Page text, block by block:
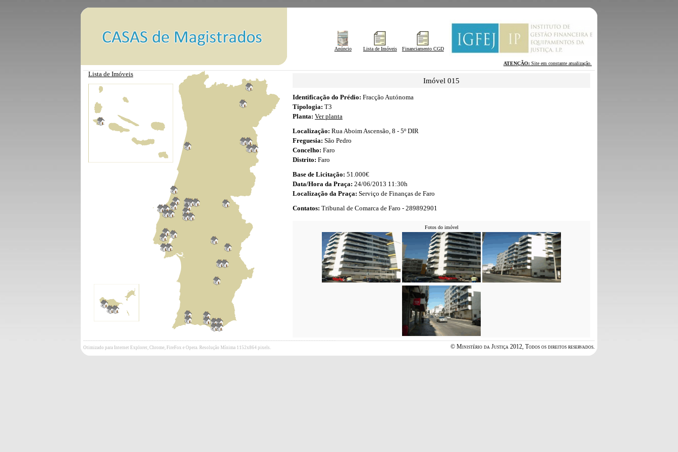
Financiamento CGD
Lista de Imóveis
Anúncio
ATENÇÃO: Site em constante atualização.
Lista de Imóveis
Imóvel 015
Identificação do Prédio: Fracção Autónoma
Tipologia: T3
Planta: Ver planta
Localização: Rua Aboim Ascensão, 8 - 5º DIR
Freguesia: São Pedro
Concelho: Faro
Distrito: Faro
Base de Licitação: 51.000€
Data/Hora da Praça: 24/06/2013 11:30h
Localização da Praça: Serviço de Finanças de Faro
Contatos: Tribunal de Comarca de Faro - 289892901
Fotos do imóvel
Otimizado para Internet Explorer, Chrome, FireFox e Opera. Resolução Mínima 1152x864 pixels. © Ministério da Justiça 2012, Todos os direitos reservados.